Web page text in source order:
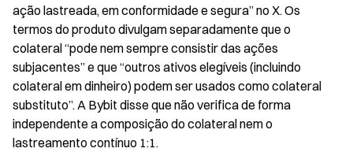
ação lastreada, em conformidade e segura” no X. Os
termos do produto divulgam separadamente que o
colateral “pode nem sempre consistir das ações
subjacentes” e que “outros ativos elegíveis (incluindo
colateral em dinheiro) podem ser usados como colateral
substituto”. A Bybit disse que não verifica de forma
independente a composição do colateral nem o
lastreamento contínuo 1:1.